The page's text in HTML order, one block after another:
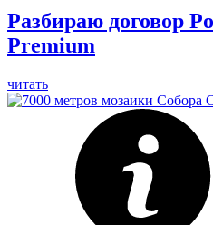
Разбираю договор
Premium
читать